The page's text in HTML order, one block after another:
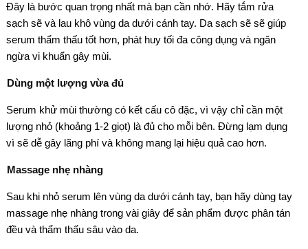
Đây là bước quan trọng nhất mà bạn cần nhớ. Hãy tắm rửa
sạch sẽ và lau khô vùng da dưới cánh tay. Da sạch sẽ sẽ giúp
serum thẩm thấu tốt hơn, phát huy tối đa công dụng và ngăn
ngừa vi khuẩn gây mùi.
Dùng một lượng vừa đủ
Serum khử mùi thường có kết cấu cô đặc, vì vậy chỉ cần một
lượng nhỏ (khoảng 1-2 giọt) là đủ cho mỗi bên. Đừng lạm dụng
vì sẽ dễ gây lãng phí và không mang lại hiệu quả cao hơn.
Massage nhẹ nhàng
Sau khi nhỏ serum lên vùng da dưới cánh tay, bạn hãy dùng tay
massage nhẹ nhàng trong vài giây để sản phẩm được phân tán
đều và thẩm thấu sâu vào da.